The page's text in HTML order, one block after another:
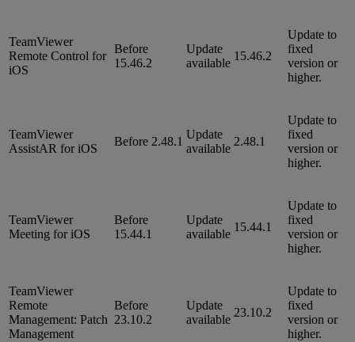
TeamViewer
Remote Control for
iOS
Before
15.46.2
Update
available
15.46.2
Update to
fixed
version or
higher.
TeamViewer
AssistAR for iOS
Before 2.48.1
Update
available
2.48.1
Update to
fixed
version or
higher.
TeamViewer
Meeting for iOS
Before
15.44.1
Update
available
15.44.1
Update to
fixed
version or
higher.
TeamViewer
Remote
Management: Patch
Management
Before
23.10.2
Update
available
23.10.2
Update to
fixed
version or
higher.